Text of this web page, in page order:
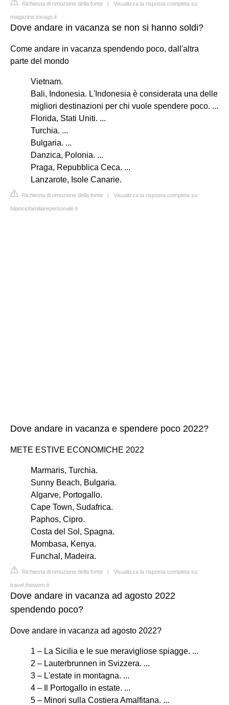
Richiesta di rimozione della fonte | Visualizza la risposta completa su
magazine.trivago.it
Dove andare in vacanza se non si hanno soldi?
Come andare in vacanza spendendo poco, dall'altra
parte del mondo
Vietnam.
Bali, Indonesia. L'Indonesia è considerata una delle
migliori destinazioni per chi vuole spendere poco. ...
Florida, Stati Uniti. ...
Turchia. ...
Bulgaria. ...
Danzica, Polonia. ...
Praga, Repubblica Ceca. ...
Lanzarote, Isole Canarie.
Richiesta di rimozione della fonte | Visualizza la risposta completa su
bilanciofamiliarepersonale.it
Dove andare in vacanza e spendere poco 2022?
METE ESTIVE ECONOMICHE 2022
Marmaris, Turchia.
Sunny Beach, Bulgaria.
Algarve, Portogallo.
Cape Town, Sudafrica.
Paphos, Cipro.
Costa del Sol, Spagna.
Mombasa, Kenya.
Funchal, Madeira.
Richiesta di rimozione della fonte | Visualizza la risposta completa su
travel.thewom.it
Dove andare in vacanza ad agosto 2022
spendendo poco?
Dove andare in vacanza ad agosto 2022?
1 – La Sicilia e le sue meravigliose spiagge. ...
2 – Lauterbrunnen in Svizzera. ...
3 – L'estate in montagna. ...
4 – Il Portogallo in estate. ...
5 – Minori sulla Costiera Amalfitana. ...